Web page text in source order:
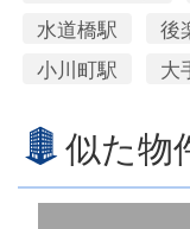
水道橋駅
後
小川町駅
大
似た物